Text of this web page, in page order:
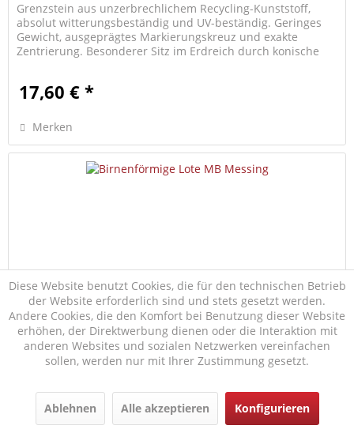
Grenzstein aus unzerbrechlichem Recycling-Kunststoff,
absolut witterungsbeständig und UV-beständig. Geringes
Gewicht, ausgeprägtes Markierungskreuz und exakte
Zentrierung. Besonderer Sitz im Erdreich durch konische
17,60 € *
Merken
Birnenförmige Lote MB Messing
Birnenförmige Lote aus Messing mit gehärteter Spitze und
Schraubnippel zur zentrischen Befestigung der Lotschnur.
ab 18,00 € *
Diese Website benutzt Cookies, die für den technischen Betrieb
der Website erforderlich sind und stets gesetzt werden.
Andere Cookies, die den Komfort bei Benutzung dieser Website
erhöhen, der Direktwerbung dienen oder die Interaktion mit
anderen Websites und sozialen Netzwerken vereinfachen
sollen, werden nur mit Ihrer Zustimmung gesetzt.
Ablehnen Alle akzeptieren Konfigurieren